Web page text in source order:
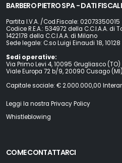
BARBERO PIETRO SPA - DATI FISCALI
Partita I.V.A. /Cod.Fiscale: 02073350015
Codice R.E.A.: 534972 della C.C.I.A.A. di
1422178 della C.C.I.A.A. di Milano
Sede legale: C.so Luigi Einaudi 18,
Sedi operative:
Via Primo Levi 4, 10095 Grugliasco (TO)
Viale Europa 72 b/9, 20090 Cusago (MI)
Capitale sociale: € 2.000.000,00
Leggi la nostra Privacy Policy
Whistleblowing
COME CONTATTARCI